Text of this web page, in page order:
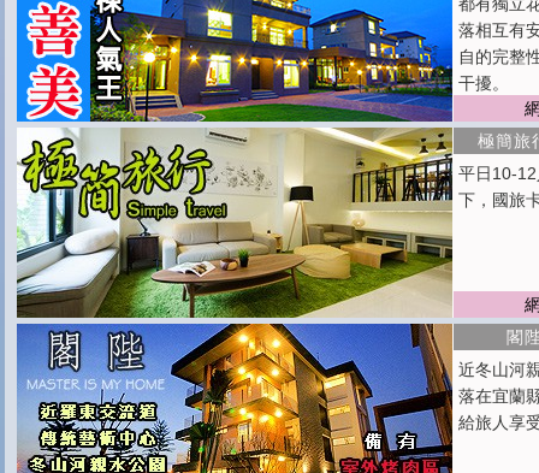
落相互有
自的完整
干擾。
極簡旅
平日10-
下，國旅
閣
近冬山河
落在宜蘭
給旅人享